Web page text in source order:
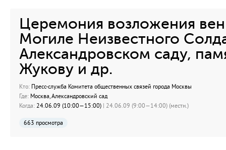
Церемония возложения
Могиле Неизвестного
Александровском саду,
Жукову и др.
Кто: Пресс-служба Комитета общественных связей города Москвы
Где: Москва, Александровский сад
Когда: 24.06.09 (10:00—15:00) | 24.06.09 (9:00—14:00) (местн.)
663 просмотра